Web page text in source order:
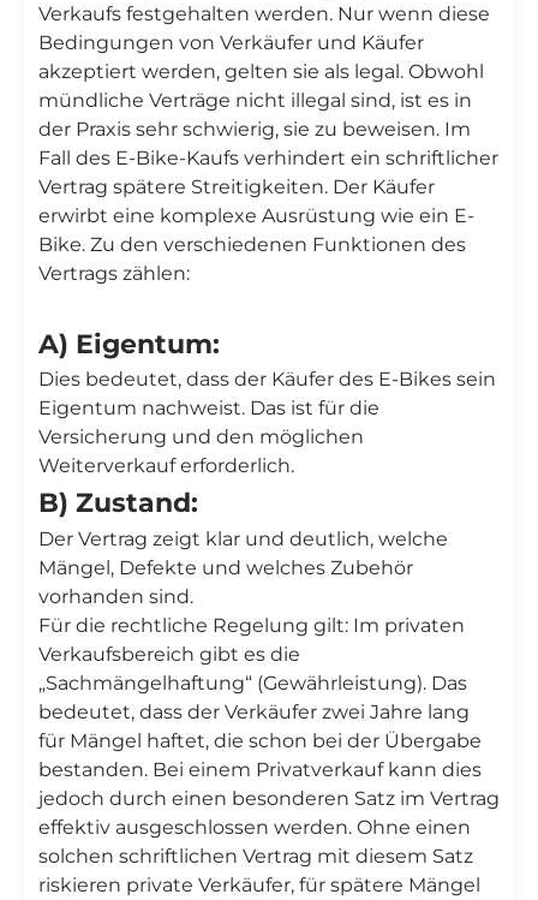
Verkaufs festgehalten werden. Nur wenn diese
Bedingungen von Verkäufer und Käufer
akzeptiert werden, gelten sie als legal. Obwohl
mündliche Verträge nicht illegal sind, ist es in
der Praxis sehr schwierig, sie zu beweisen. Im
Fall des E-Bike-Kaufs verhindert ein schriftlicher
Vertrag spätere Streitigkeiten. Der Käufer
erwirbt eine komplexe Ausrüstung wie ein E-
Bike. Zu den verschiedenen Funktionen des
Vertrags zählen:
A) Eigentum:
Dies bedeutet, dass der Käufer des E-Bikes sein
Eigentum nachweist. Das ist für die
Versicherung und den möglichen
Weiterverkauf erforderlich.
B) Zustand:
Der Vertrag zeigt klar und deutlich, welche
Mängel, Defekte und welches Zubehör
vorhanden sind.
Für die rechtliche Regelung gilt: Im privaten
Verkaufsbereich gibt es die
„Sachmängelhaftung“ (Gewährleistung). Das
bedeutet, dass der Verkäufer zwei Jahre lang
für Mängel haftet, die schon bei der Übergabe
bestanden. Bei einem Privatverkauf kann dies
jedoch durch einen besonderen Satz im Vertrag
effektiv ausgeschlossen werden. Ohne einen
solchen schriftlichen Vertrag mit diesem Satz
riskieren private Verkäufer, für spätere Mängel